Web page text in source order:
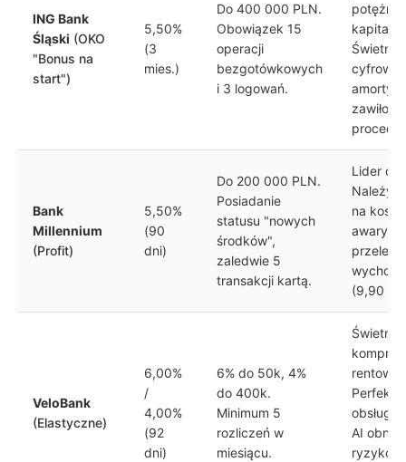
ING Bank
Śląski (OKO
"Bonus na
start")
5,50%
(3
mies.)
Do 400 000 PLN.
Obowiązek 15
operacji
bezgotówkowych
i 3 logowań.
kapitału.
Świetny
cyfrowy
zawiłość
Bank
Millennium
(Profit)
5,50%
(90
dni)
Do 200 000 PLN.
Posiadanie
statusu "nowych
środków",
zaledwie 5
transakcji kartą.
Lider
Należy
na
awaryjne
przelewy
(9,90
VeloBank
(Elastyczne)
6,00%
/
4,00%
(92
dni)
6% do 50k, 4%
do 400k.
Minimum 5
rozliczeń w
miesiącu.
Świetny
obsługa
AI obniża
ryzyko